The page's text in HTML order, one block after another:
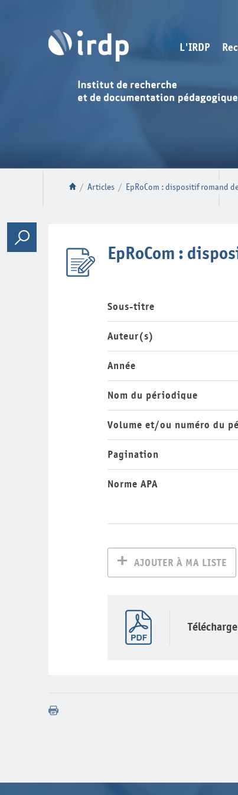
L'IRDP
/ Articles / EpRoCom : dispositif romand
EpRoCom :
Sous-titre
Auteur(s)
Année
Nom du périodique
Volume et/ou numéro du
Pagination
Norme APA
AJOUTER À MA LISTE